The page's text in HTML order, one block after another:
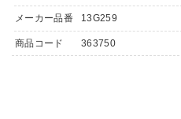
メーカー品番 13G259
商品コード 363750